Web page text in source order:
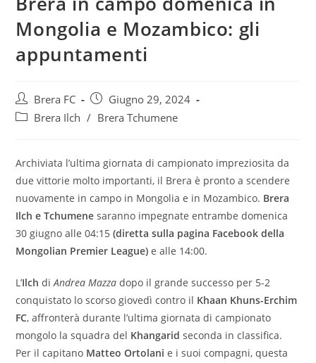
Mongolia e Mozambico: gli
appuntamenti
Brera FC
Giugno 29, 2024
Brera Ilch / Brera Tchumene
Archiviata l’ultima giornata di campionato impreziosita da
due vittorie molto importanti, il Brera è pronto a scendere
nuovamente in campo in Mongolia e in Mozambico. Brera
Ilch e Tchumenesaranno impegnate entrambe domenica
30 giugno alle 04:15(diretta sulla pagina Facebook della
Mongolian Premier League) e alle 14:00.
L’Ilch diAndrea Mazza dopo il grande successo per 5-2
conquistato lo scorso giovedì contro il Khaan Khuns-Erchim
FC, affronterà durante l’ultima giornata di campionato
mongolo la squadra del Khangaridseconda in classifica.
Per il capitano Matteo Ortolanie i suoi compagni, questa